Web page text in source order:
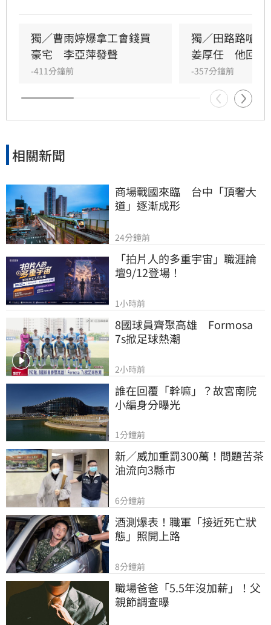
團結，並回憶余天擔任理事長時期親力親為且累
積數千萬公積金，反觀後續接手者卻將經費揮
霍，呼籲工會領導者應具備責任感與公信力，才
獨／曹雨婷爆拿工會錢買
豪宅　李亞萍發聲
-411分鐘前
獨／田路路嗆
姜厚任　他回應
-357分鐘前
相關新聞
商場戰國來臨　台中「頂奢大
道」逐漸成形
24分鐘前
「拍片人的多重宇宙」職涯論
壇9/12登場！
1小時前
8國球員齊聚高雄　Formosa
7s掀足球熱潮
2小時前
誰在回覆「幹嘛」？故宮南院
小編身分曝光
1分鐘前
新／威加重罰300萬！問題苦茶
油流向3縣市
6分鐘前
酒測爆表！職軍「接近死亡狀
態」照開上路
8分鐘前
職場爸爸「5.5年沒加薪」！父
親節調查曝